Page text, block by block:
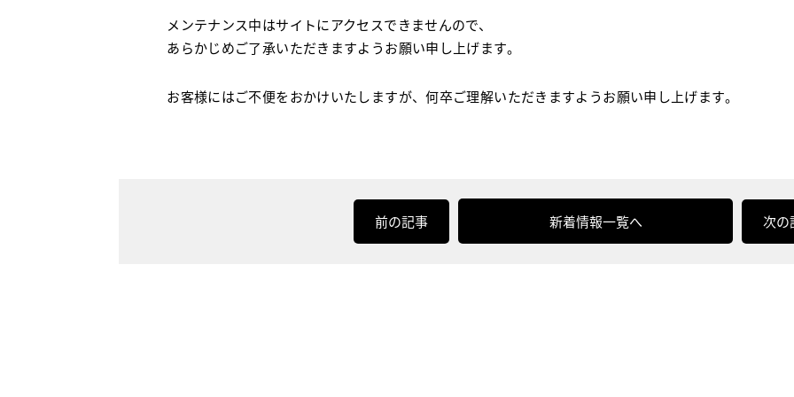
メンテナンス中はサイトにアクセスできませんので、
あらかじめご了承いただきますようお願い申し上げます。
お客様にはご不便をおかけいたしますが、何卒ご理解いただきますようお願い申し上げます。
前の記事 新着情報一覧へ 次の